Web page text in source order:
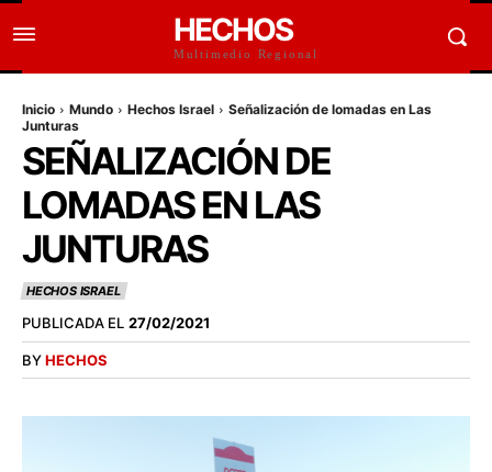
HECHOS
Multimedio Regional
Inicio Mundo Hechos Israel
Señalización de lomadas en Las
Junturas
SEÑALIZACIÓN DE
LOMADAS EN LAS
JUNTURAS
HECHOS ISRAEL
PUBLICADA EL 27/02/2021
BYHECHOS